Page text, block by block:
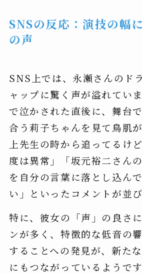
SNSの反応：演技の幅
の声
SNS上では、永瀬さんのド
ャップに驚く声が溢れてい
で泣かされた直後に、舞台
合う莉子ちゃんを見て鳥肌
上先生の時から追ってるけ
度は異常」「坂元裕二さん
を自分の言葉に落とし込ん
い」といったコメントが並び
特に、彼女の「声」の良さ
ンが多く、特徴的な低音の
することへの発見が、新た
にもつながっているようです